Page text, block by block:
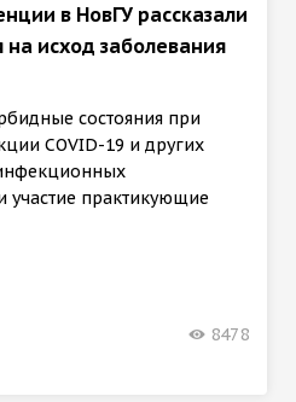
в НовГУ рассказали
исход заболевания
состояния при
COVID-19 и других
участие практикующие
8478